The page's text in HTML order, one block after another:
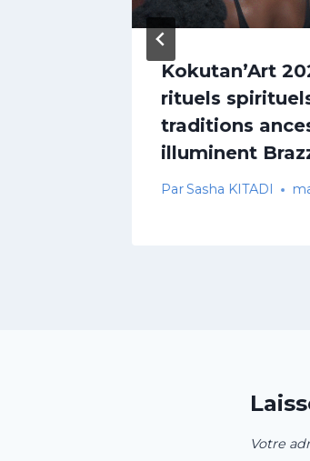
Kokutan’Art
rituels
traditions
illuminent
ParSasha KITADI
Votre